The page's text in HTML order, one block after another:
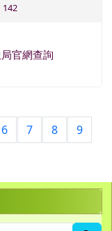
142
官網查詢
6 7 8
9